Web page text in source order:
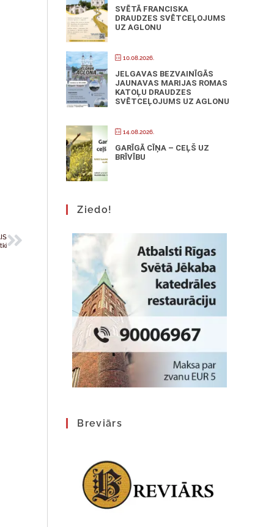
SVĒTĀ FRANCISKA
DRAUDZES SVĒTCEĻOJUMS
UZ AGLONU
10.08.2026.
JELGAVAS BEZVAINĪGĀS
JAUNAVAS MARIJAS ROMAS
KATOĻU DRAUDZES
SVĒTCEĻOJUMS UZ AGLONU
14.08.2026.
GARĪGĀ CĪŅA – CEĻŠ UZ
BRĪVĪBU
Ziedo!
Breviārs